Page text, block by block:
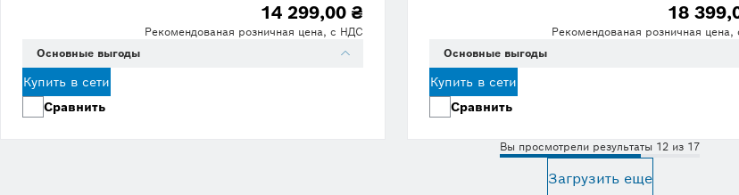
14 299,00 ₴
Рекомендованая розничная цена, с НДС
Основные выгоды
Купить в сети
Сравнить
18
Рекомендованая розничная
Основные выгоды
Купить в сети
Сравнить
Вы просмотрели результаты 12 из 17
Загрузить еще